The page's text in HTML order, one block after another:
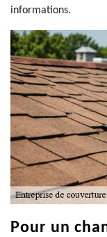
informations.
Pour un